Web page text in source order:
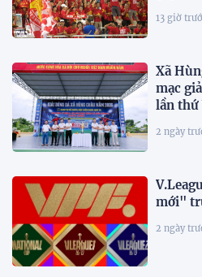
13 giờ
Xã
mạc
lần thứ
2 ngày
mới"
2 ngày